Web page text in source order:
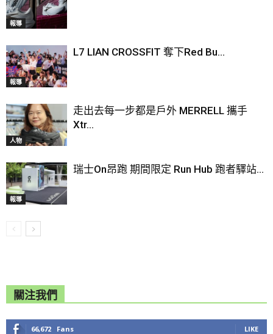
報導
報導
L7 LIAN CROSSFIT 奪下Red Bu...
人物
走出去每一步都是戶外 MERRELL 攜手
Xtr...
報導
瑞士On昂跑 期間限定 Run Hub 跑者驛站...
關注我們
66,672 Fans LIKE